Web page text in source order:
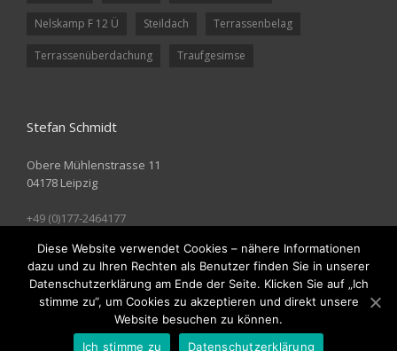
Nelskamp F 12 Ü Steildach Terrassenbelag
Terrassenüberdachung Traufgesimse
Stefan Schmidt
Obere Mühlenstrasse 11
04178 Leipzig
+49 (0)177-2464177
info@stefan-schmidt-ddm.de
Copyright 2014, Stefan Schmidt
Home
| Impressum | Kontakt
Diese Website verwendet Cookies – nähere Informationen
dazu und zu Ihren Rechten als Benutzer finden Sie in unserer
Datenschutzerklärung am Ende der Seite. Klicken Sie auf „Ich
stimme zu“, um Cookies zu akzeptieren und direkt unsere
Website besuchen zu können.
Ich stimme zu
Datenschutzerklärung